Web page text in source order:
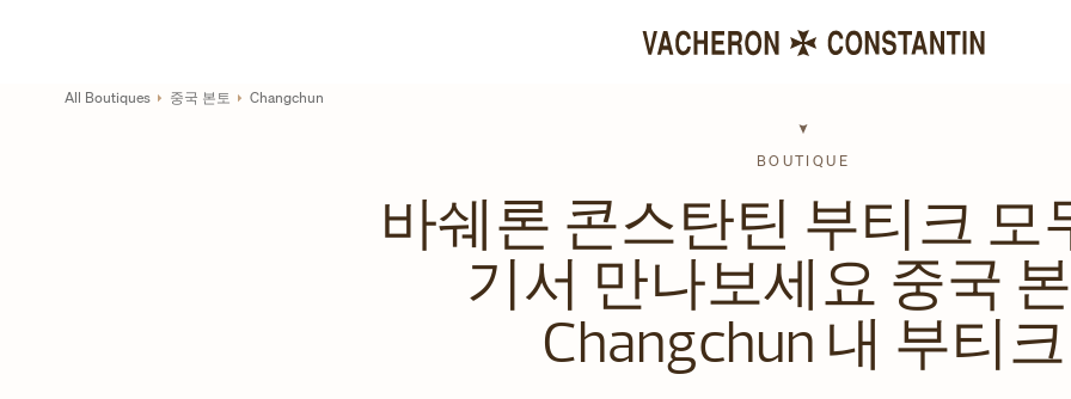
Return to Nav
All Boutiques 중국 본토 Changchun
BOUTIQUE
바쉐론 콘스탄틴 부티크 모
기서 만나보세요 중국
Changchun 내 부티크